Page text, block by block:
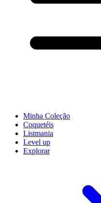
Minha Coleção
Coquetéis
Listmania
Level up
Explorar